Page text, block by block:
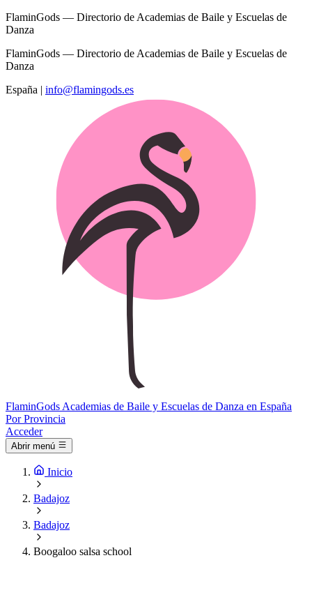
FlaminGods — Directorio de Academias de Baile y Escuelas de
Danza
FlaminGods — Directorio de Academias de Baile y Escuelas de
Danza
España | info@flamingods.es
FlaminGods Academias de Baile y Escuelas de Danza en España
Por Provincia
Acceder
Abrir menú
Inicio
Badajoz
Badajoz
Boogaloo salsa school